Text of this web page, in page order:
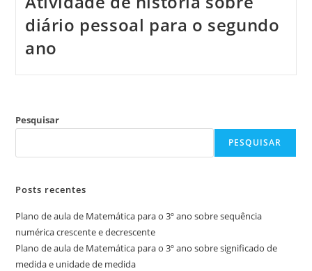
diário pessoal para o segundo
ano
Pesquisar
PESQUISAR
Posts recentes
Plano de aula de Matemática para o 3º ano sobre sequência
numérica crescente e decrescente
Plano de aula de Matemática para o 3º ano sobre significado de
medida e unidade de medida